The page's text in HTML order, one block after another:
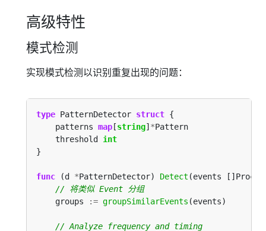
高级特性
模式检测
实现模式检测以识别重复出现的问题：
type PatternDetector struct
    patterns
map [string] *
    threshold
int
func (d *PatternDetector) Detect
    groups
:= groupSimilarEvents